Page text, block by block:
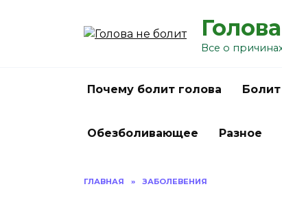
Все о
Почему болит голова
Обезболивающее Разное
ГЛАВНАЯ » ЗАБОЛЕВЕНИЯ